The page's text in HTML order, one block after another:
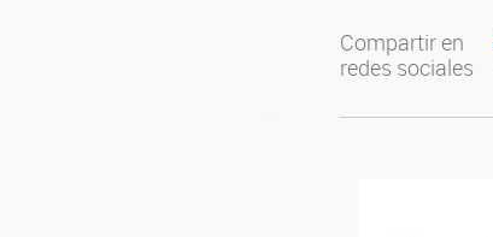
Compartir en
redes sociales